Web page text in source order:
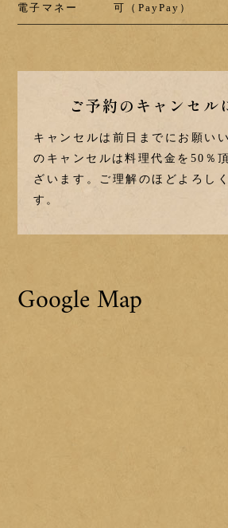
電子マネー 可（PayPay）
ご予約の キャンセル
キャンセルは前日までにお願い
のキャンセルは料理代金を50％
ざいます。 ご理解のほどよろし
す。
Google Map